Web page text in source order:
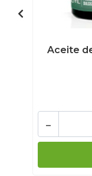
Aceite
-